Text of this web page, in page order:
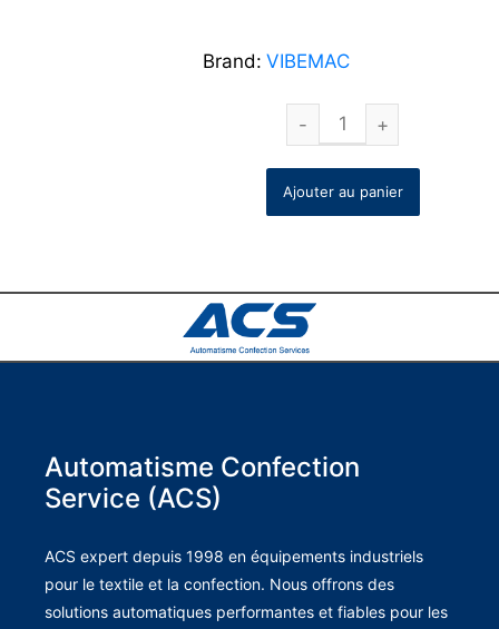
Brand: VIBEMAC
Ajouter au panier
Automatisme Confection
Service (ACS)
ACS expert depuis 1998 en équipements industriels
pour le textile et la confection. Nous offrons des
solutions automatiques performantes et fiables pour les